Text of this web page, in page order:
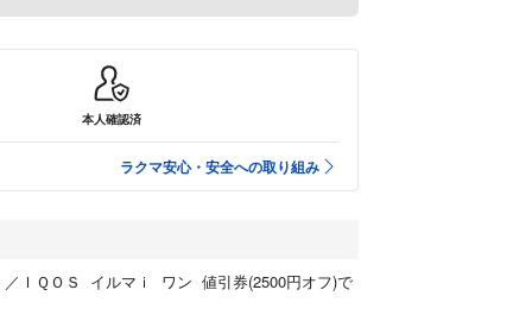
本人確認済
ラクマ安心・安全への取り組み
／ＩＱＯＳ イルマｉ ワン 値引券(2500円オフ)で